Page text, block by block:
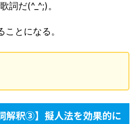
詞だ(^_^;)。
とになる。
解釈③】擬人法を効果的に